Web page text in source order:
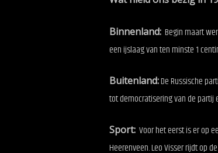
Binnenland:Begin maart
een ijslaag van ten minste 1
Buitenland:De Russische
tot democratisering van de partij
Sport: Voor het eerst is er op
Heerenveen. Leo Visser rijdt op